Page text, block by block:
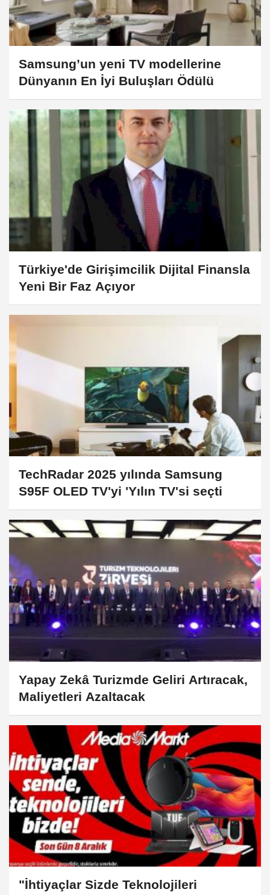
Samsung’un yeni TV modellerine
Dünyanın En İyi Buluşları Ödülü
Türkiye'de Girişimcilik Dijital Finansla
Yeni Bir Faz Açıyor
TechRadar 2025 yılında Samsung
S95F OLED TV'yi 'Yılın TV'si seçti
Yapay Zekâ Turizmde Geliri Artıracak,
Maliyetleri Azaltacak
"İhtiyaçlar Sizde Teknolojileri